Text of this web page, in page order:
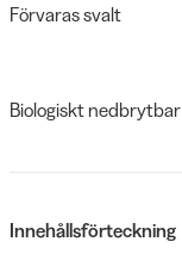
Förvaras svalt
Biologiskt nedbrytbar
Innehållsförteckning